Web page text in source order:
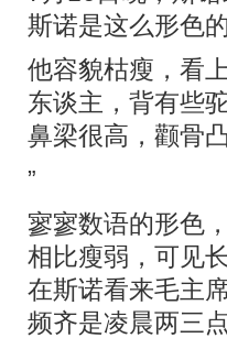
斯诺是这么形色
他容貌枯瘦，看
东谈主，背有些
鼻梁很高，颧骨凸
”
寥寥数语的形色
相比瘦弱，可见
在斯诺看来毛主
频齐是凌晨两三